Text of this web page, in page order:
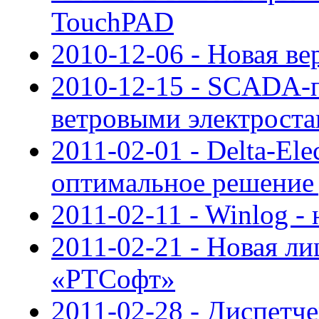
TouchPAD
2010-12-06 - Новая
2010-12-15 - SCADA-
ветровыми
2011-02-01 - Delta-
оптимальное
2011-02-11 - Winlog -
2011-02-21 - Новая
«РТСофт»
2011-02-28 -